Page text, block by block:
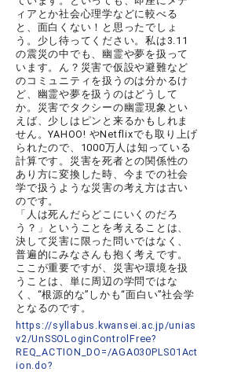
ィアとか社会心理学などに較べる
と、面白くない！と思ったでしょ
う。少し待ってください。私は3.11
の震災の中でも、幽霊や夢を扱って
います。ん？災害で仮設や避難など
のコミュニティを扱うのは分かるけ
ど、幽霊や夢を扱うのはどうして
か。災害でタクシーの幽霊現象とい
えば、少しはピンと来るかもしれま
せん。YAHOO! やNetflixでも取り上げ
られたので、1000万人は知っている
計算です。災害を死者との関係性の
あり方に変換した時、今までの社会
学で扱うような災害の考え方は古い
のです。
「人は死んだらどこにいくのだろ
う？」ということを考えることは、
決して災害に限った問いではなく、
普遍的にみなさんも抱く考えです。
ここが重要ですが、災害や環境を扱
うことは、単に周辺の学問ではな
く、“根源的な”しかも“面白い”社会学
となるのです。
https://syllabus.kwansei.ac.jp/unias
v2/UnSSOLoginControlFree?
REQ_ACTION_DO=/AGA030PLS01Act
ion.do?